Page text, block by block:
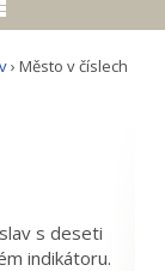
› Město v číslech
s deseti
indikátoru.